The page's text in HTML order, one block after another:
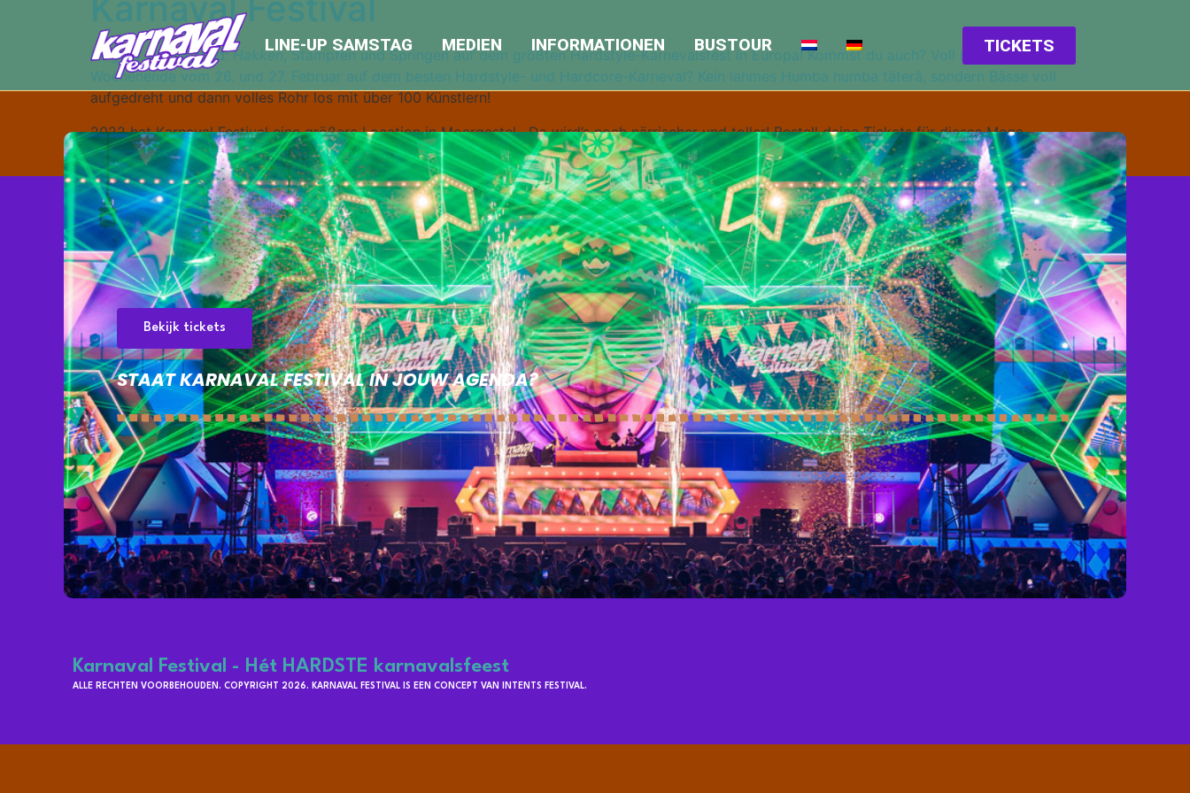
LINE-UP SAMSTAG MEDIEN INFORMATIONEN BUSTOUR TICKETS
Karnaval Festival
Es geht wieder rund:Hakken, Stampfen und Springen auf dem größten Hardstyle-Karnevalsfest in Europa! Kommst du auch? Voll närrisch am
Wochenende vom 26. und 27. Februar auf dem besten Hardstyle- und Hardcore-Karneval? Kein lahmes Humba humba täterä, sondern Bässe voll
aufgedreht und dann volles Rohr los mit über 100 Künstlern!
2022 hat Karnaval Festival eine größere Location in Moergestel . Da wird’s noch närrischer und toller! Bestell deine Tickets für dieses Mega-
Hardstyle-Karnevalsfest am 26. Oktober um 20:00 Uhr. Achtung! Karnaval Festival ist immer superschnell ausverkauft. Alaaf und helau!!!
Bekijk tickets
STAAT KARNAVAL FESTIVAL IN JOUW AGENDA?
Karnaval Festival - Hét HARDSTE karnavalsfeest
ALLE RECHTEN VOORBEHOUDEN. COPYRIGHT 2026. KARNAVAL FESTIVAL IS EEN CONCEPT VAN INTENTS FESTIVAL.